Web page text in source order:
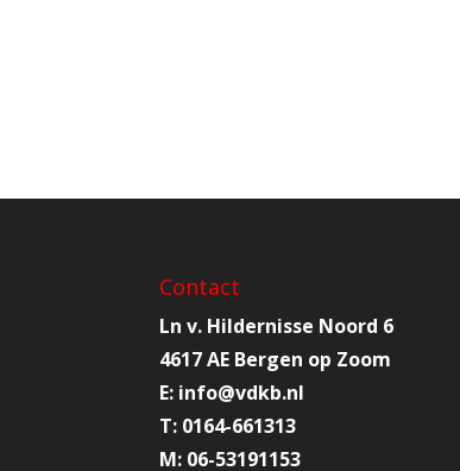
Contact
Ln v. Hildernisse Noord 6
4617 AE Bergen op Zoom
E: info@vdkb.nl
T: 0164-661313
M: 06-53191153